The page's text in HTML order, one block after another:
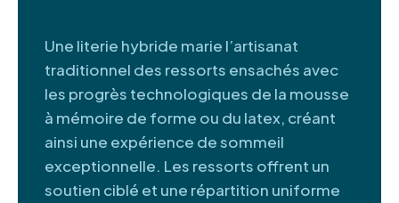
Une literie hybride marie l’artisanat
traditionnel des ressorts ensachés avec
les progrès technologiques de la mousse
à mémoire de forme ou du latex, créant
ainsi une expérience de sommeil
exceptionnelle. Les ressorts offrent un
soutien ciblé et une répartition uniforme